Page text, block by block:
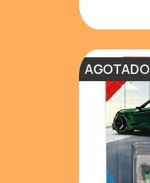
AGOTADO